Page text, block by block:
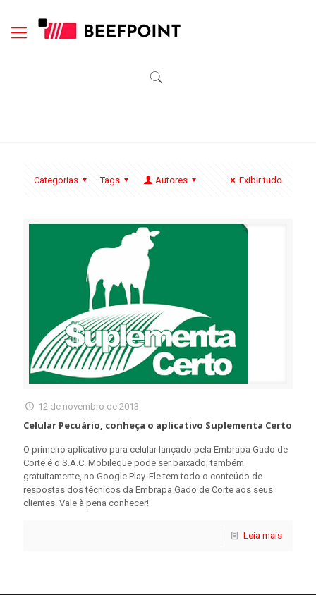
Categorias Tags Autores Exibir tudo
12 de novembro de 2013
Celular Pecuário, conheça o aplicativo Suplementa Certo
O primeiro aplicativo para celular lançado pela Embrapa Gado de
Corte é o S.A.C. Mobileque pode ser baixado, também
gratuitamente, no Google Play. Ele tem todo o conteúdo de
respostas dos técnicos da Embrapa Gado de Corte aos seus
clientes. Vale à pena conhecer!
Leia mais